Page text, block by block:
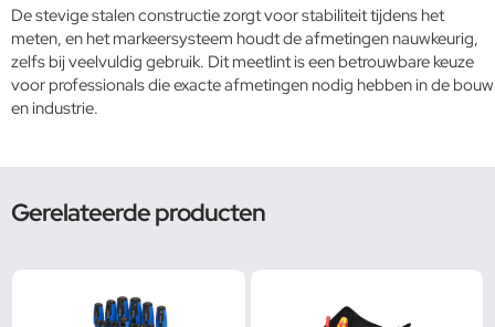
De stevige stalen constructie zorgt voor stabiliteit tijdens het
meten, en het markeersysteem houdt de afmetingen nauwkeurig,
zelfs bij veelvuldig gebruik. Dit meetlint is een betrouwbare keuze
voor professionals die exacte afmetingen nodig hebben in de bouw
en industrie.
Gerelateerde producten